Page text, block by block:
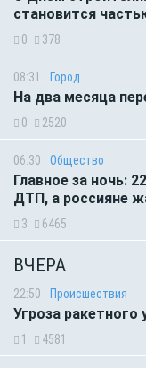
становится
0 378
08:31 Город
На два месяца
0 2520
06:30 Общество
Главное за ночь:
ДТП, а россияне
3 6465
ВЧЕРА
22:50 Происшествия
Угроза
1 4581